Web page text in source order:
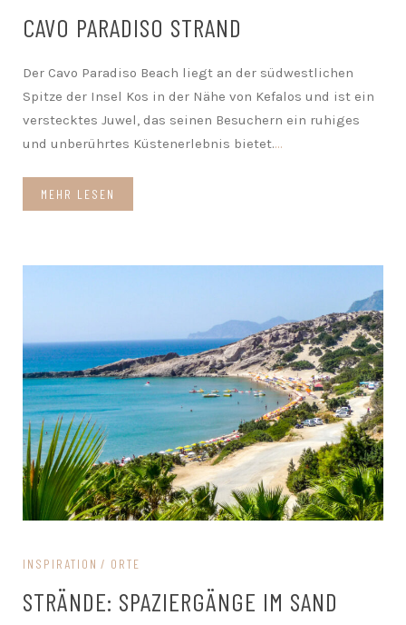
CAVO PARADISO STRAND
Der Cavo Paradiso Beach liegt an der südwestlichen
Spitze der Insel Kos in der Nähe von Kefalos und ist ein
verstecktes Juwel, das seinen Besuchern ein ruhiges
und unberührtes Küstenerlebnis bietet....
MEHR LESEN
INSPIRATION ORTE
STRÄNDE: SPAZIERGÄNGE IM SAND